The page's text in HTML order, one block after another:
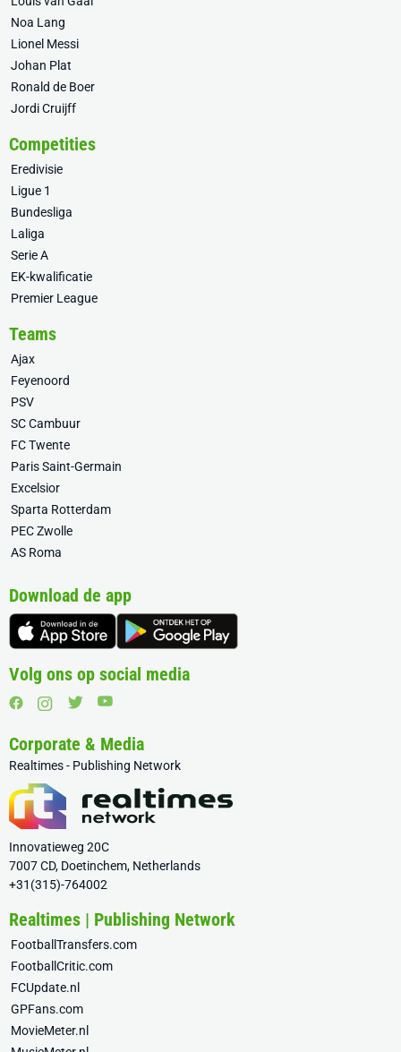
Noa Lang
Lionel Messi
Johan Plat
Ronald de Boer
Jordi Cruijff
Competities
Eredivisie
Ligue 1
Bundesliga
Laliga
Serie A
EK-kwalificatie
Premier League
Teams
Ajax
Feyenoord
PSV
SC Cambuur
FC Twente
Paris Saint-Germain
Excelsior
Sparta Rotterdam
PEC Zwolle
AS Roma
Download de app
Volg ons op social media
Corporate & Media
Realtimes - Publishing Network
Innovatieweg 20C
7007 CD, Doetinchem, Netherlands
+31(315)-764002
Realtimes | Publishing Network
FootballTransfers.com
FootballCritic.com
FCUpdate.nl
GPFans.com
MovieMeter.nl